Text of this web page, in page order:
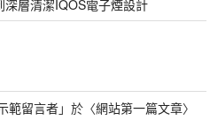
深層清潔IQOS電子煙設計
範留言者」於〈網站第一篇文章〉